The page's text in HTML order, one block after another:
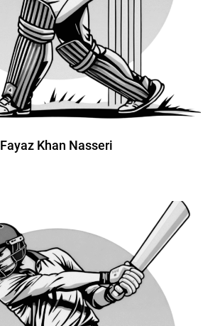
Fayaz Khan Nasseri